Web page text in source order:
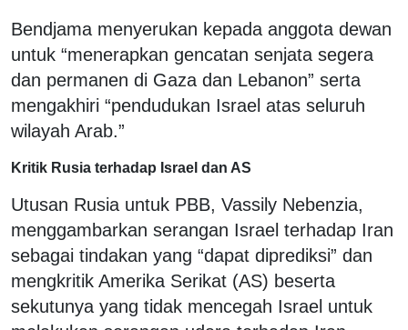
Bendjama menyerukan kepada anggota dewan
untuk “menerapkan gencatan senjata segera
dan permanen di Gaza dan Lebanon” serta
mengakhiri “pendudukan Israel atas seluruh
wilayah Arab.”
Kritik Rusia terhadap Israel dan AS
Utusan Rusia untuk PBB, Vassily Nebenzia,
menggambarkan serangan Israel terhadap Iran
sebagai tindakan yang “dapat diprediksi” dan
mengkritik Amerika Serikat (AS) beserta
sekutunya yang tidak mencegah Israel untuk